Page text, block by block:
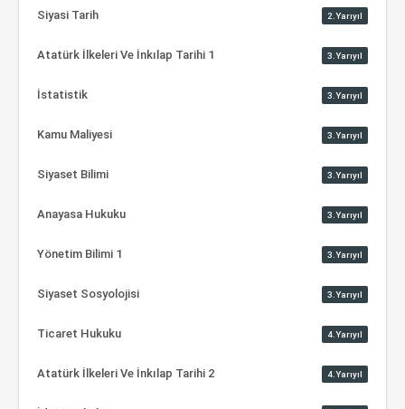
Siyasi Tarih 2.Yarıyıl
Atatürk İlkeleri Ve İnkılap Tarihi 1 3.Yarıyıl
İstatistik 3.Yarıyıl
Kamu Maliyesi 3.Yarıyıl
Siyaset Bilimi 3.Yarıyıl
Anayasa Hukuku 3.Yarıyıl
Yönetim Bilimi 1 3.Yarıyıl
Siyaset Sosyolojisi 3.Yarıyıl
Ticaret Hukuku 4.Yarıyıl
Atatürk İlkeleri Ve İnkılap Tarihi 2 4.Yarıyıl